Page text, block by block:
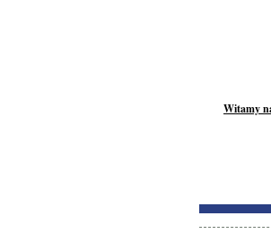
Witamy